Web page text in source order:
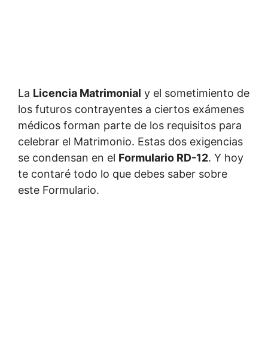
La Licencia Matrimonial y el sometimiento de
los futuros contrayentes a ciertos exámenes
médicos forman parte de los requisitos para
celebrar el Matrimonio. Estas dos exigencias
se condensan en el Formulario RD-12. Y hoy
te contaré todo lo que debes saber sobre
este Formulario.